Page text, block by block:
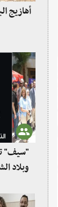
أهازيج
"سيف"
وبلاد